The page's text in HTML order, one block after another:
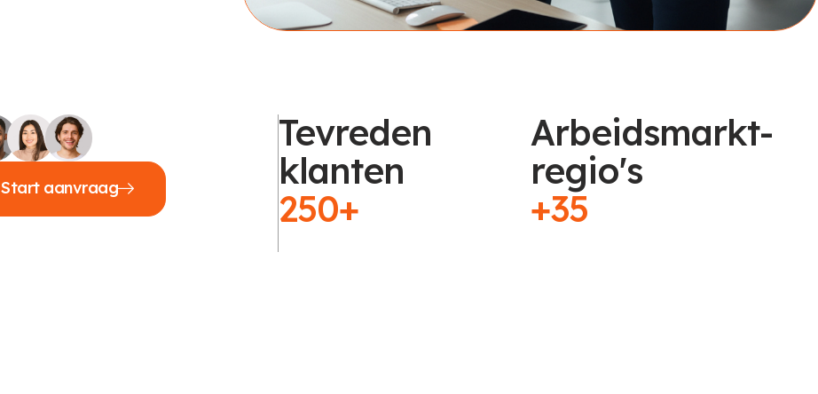
Start aanvraag
Tevreden
klanten
250+
Arbeidsmarkt-
regio's
+35